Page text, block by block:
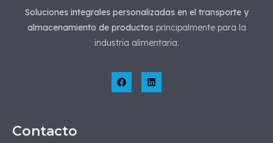
Soluciones integrales personalizadas en el transporte y
almacenamiento de productosprincipalmente para la
industria alimentaria.
Contacto